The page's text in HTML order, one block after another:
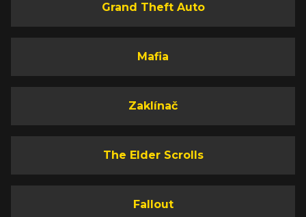
Grand Theft Auto
Mafia
Zaklínač
The Elder Scrolls
Fallout